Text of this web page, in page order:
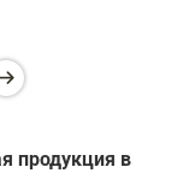
продукция в